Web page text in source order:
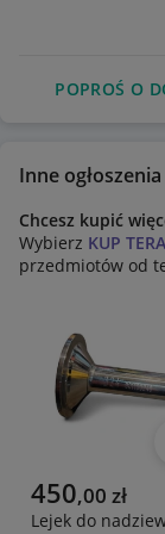
POPROŚ O
Inne
Chcesz kupić
Wybierz KUP
przedmiotów od
Aktualna cena
450,00 zł
Lejek do